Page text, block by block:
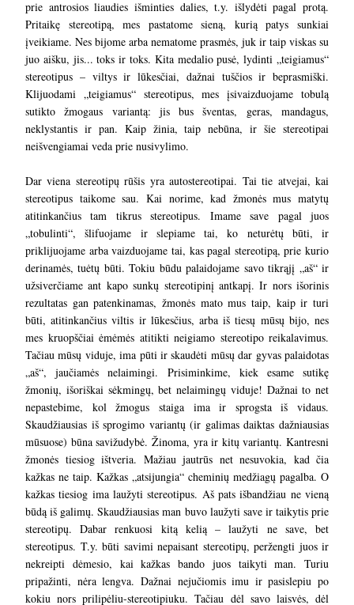
prie antrosios liaudies išminties dalies, t.y. išlydėti pagal protą.
Pritaikę stereotipą, mes pastatome sieną, kurią patys sunkiai
įveikiame. Nes bijome arba nematome prasmės, juk ir taip viskas su
juo aišku, jis... toks ir toks. Kita medalio pusė, lydinti „teigiamus“
stereotipus – viltys ir lūkesčiai, dažnai tuščios ir beprasmiški.
Klijuodami „teigiamus“ stereotipus, mes įsivaizduojame tobulą
sutikto žmogaus variantą: jis bus šventas, geras, mandagus,
neklystantis ir pan. Kaip žinia, taip nebūna, ir šie stereotipai
neišvengiamai veda prie nusivylimo.
Dar viena stereotipų rūšis yra autostereotipai. Tai tie atvejai, kai
stereotipus taikome sau. Kai norime, kad žmonės mus matytų
atitinkančius tam tikrus stereotipus. Imame save pagal juos
„tobulinti“, šlifuojame ir slepiame tai, ko neturėtų būti, ir
priklijuojame arba vaizduojame tai, kas pagal stereotipą, prie kurio
derinamės, tuėtų būti. Tokiu būdu palaidojame savo tikrąjį „aš“ ir
užsiverčiame ant kapo sunkų stereotipinį antkapį. Ir nors išorinis
rezultatas gan patenkinamas, žmonės mato mus taip, kaip ir turi
būti, atitinkančius viltis ir lūkesčius, arba iš tiesų mūsų bijo, nes
mes kruopščiai ėmėmės atitikti neigiamo stereotipo reikalavimus.
Tačiau mūsų viduje, ima pūti ir skaudėti mūsų dar gyvas palaidotas
„aš“, jaučiamės nelaimingi. Prisiminkime, kiek esame sutikę
žmonių, išoriškai sėkmingų, bet nelaimingų viduje! Dažnai to net
nepastebime, kol žmogus staiga ima ir sprogsta iš vidaus.
Skaudžiausias iš sprogimo variantų (ir galimas daiktas dažniausias
mūsuose) būna savižudybė. Žinoma, yra ir kitų variantų. Kantresni
žmonės tiesiog ištveria. Mažiau jautrūs net nesuvokia, kad čia
kažkas ne taip. Kažkas „atsijungia“ cheminių medžiagų pagalba. O
kažkas tiesiog ima laužyti stereotipus. Aš pats išbandžiau ne vieną
būdą iš galimų. Skaudžiausias man buvo laužyti save ir taikytis prie
stereotipų. Dabar renkuosi kitą kelią – laužyti ne save, bet
stereotipus. T.y. būti savimi nepaisant stereotipų, peržengti juos ir
nekreipti dėmesio, kai kažkas bando juos taikyti man. Turiu
pripažinti, nėra lengva. Dažnai nejučiomis imu ir pasislepiu po
kokiu nors prilipėliu-stereotipiuku. Tačiau dėl savo laisvės, dėl